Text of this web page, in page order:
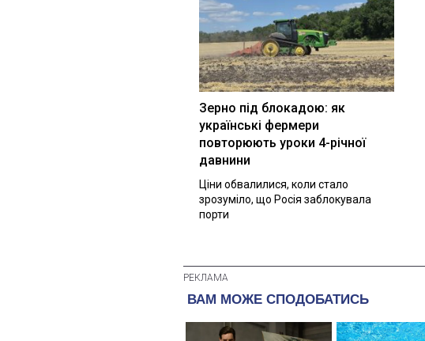
Зерно під блокадою: як
українські фермери
повторюють уроки 4-річної
давнини
Ціни обвалилися, коли стало
зрозуміло, що Росія заблокувала
порти